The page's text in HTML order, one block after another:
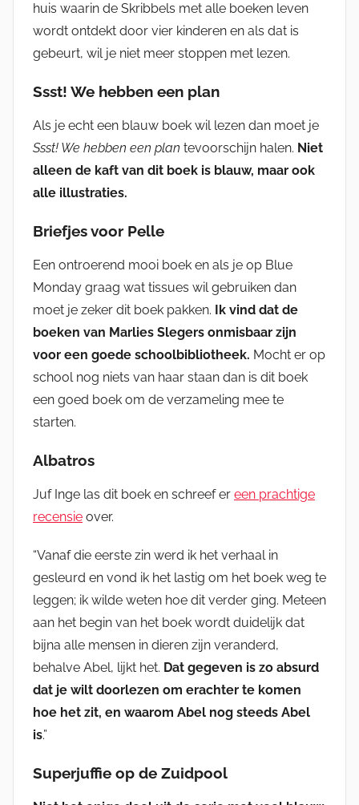
huis waarin de Skribbels met alle boeken leven
wordt ontdekt door vier kinderen en als dat is
gebeurt, wil je niet meer stoppen met lezen.
Ssst! We hebben een plan
Als je echt een blauw boek wil lezen dan moet je
Ssst! We hebben een plan tevoorschijn halen. Niet
alleen de kaft van dit boek is blauw, maar ook
alle illustraties.
Briefjes voor Pelle
Een ontroerend mooi boek en als je op Blue
Monday graag wat tissues wil gebruiken dan
moet je zeker dit boek pakken. Ik vind dat de
boeken van Marlies Slegers onmisbaar zijn
voor een goede schoolbibliotheek. Mocht er op
school nog niets van haar staan dan is dit boek
een goed boek om de verzameling mee te
starten.
Albatros
Juf Inge las dit boek en schreef er een prachtige
recensie over.
“Vanaf die eerste zin werd ik het verhaal in
gesleurd en vond ik het lastig om het boek weg te
leggen; ik wilde weten hoe dit verder ging. Meteen
aan het begin van het boek wordt duidelijk dat
bijna alle mensen in dieren zijn veranderd,
behalve Abel, lijkt het. Dat gegeven is zo absurd
dat je wilt doorlezen om erachter te komen
hoe het zit, en waarom Abel nog steeds Abel
is.”
Superjuffie op de Zuidpool